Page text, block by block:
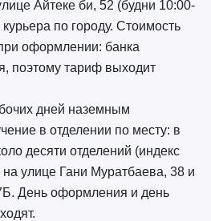
Айтеке би, 52 (будни 10:00-
по городу. Стоимость
оформлении: банка
поэтому тариф выходит
дней наземным
в отделении по месту: в
десяти отделений (индекс
улице Гани Муратбаева, 38 и
День оформления и день